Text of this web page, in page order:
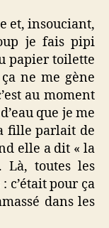
et, insouciant,
je fais pipi
papier toilette
ne me gène
au moment
que je me
fille parlait de
elle a dit « la
Là, toutes les
c’était pour ça
dans les